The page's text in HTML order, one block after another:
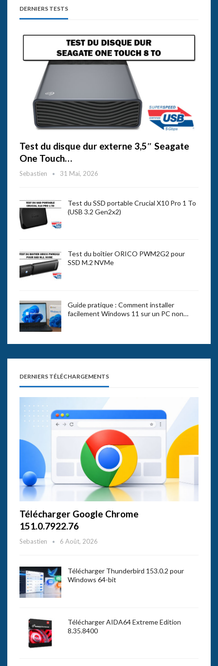
DERNIERS TESTS
Test du disque dur externe 3,5″ Seagate
One Touch…
Sebastien 31 Mai, 2026
Test du SSD portable Crucial X10 Pro 1 To
(USB 3.2 Gen2x2)
Test du boîtier ORICO PWM2G2 pour
SSD M.2 NVMe
Guide pratique : Comment installer
facilement Windows 11 sur un PC non…
DERNIERS TÉLÉCHARGEMENTS
Télécharger Google Chrome
151.0.7922.76
Sebastien 6 Août, 2026
Télécharger Thunderbird 153.0.2 pour
Windows 64-bit
Télécharger AIDA64 Extreme Edition
8.35.8400